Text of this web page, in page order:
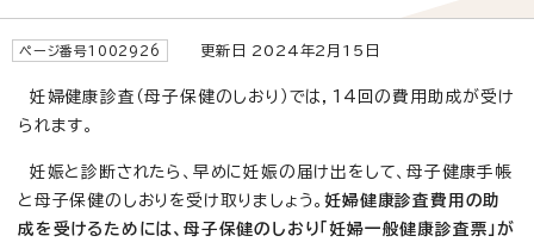
ページ番号1002926 更新日 2024年2月15日
妊婦健康診査（母子保健のしおり）では，14回の費用助成が受け
られます。
妊娠と診断されたら、早めに妊娠の届け出をして、母子健康手帳
と母子保健のしおりを受け取りましょう。妊婦健康診査費用の助
成を受けるためには、母子保健のしおり「妊婦一般健康診査票」が